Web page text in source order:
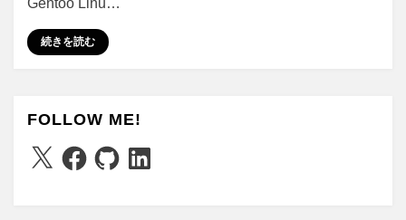
Gentoo Linu…
続きを読む
FOLLOW ME!
X Facebook
GitHubLinkedIn